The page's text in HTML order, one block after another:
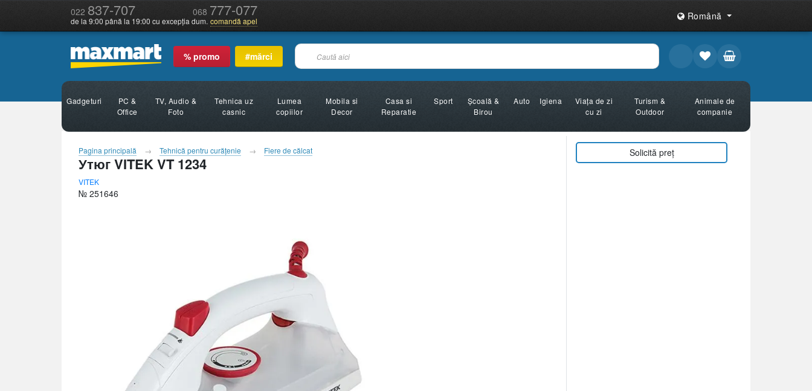
022 837-707 068 777-077
de la 9:00 până la 19:00 cu excepția dum. comandă apel Română
% promo #mărci
Gadgeturi
PC &
Office
TV, Audio &
Foto
Tehnica uz
casnic
Lumea
copiilor
Mobila si
Decor
Casa si
Reparatie
Sport
Şcoală &
Birou
Auto Igiena
Viața de zi
cu zi
Turism &
Outdoor
Animale de
companie
Pagina principală Tehnică pentru curăţenie Fiere de călcat
Утюг VITEK VT 1234
VITEK
№ 251646
Solicită preț